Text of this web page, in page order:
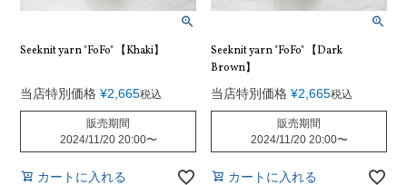
Seeknit yarn "FoFo" 【Khaki】
当店特別価格 ¥2,665税込
販売期間
2024/11/20 20:00〜
カートに入れる
Seeknit yarn "FoFo" 【Dark
Brown】
当店特別価格 ¥2,665税込
販売期間
2024/11/20 20:00〜
カートに入れる